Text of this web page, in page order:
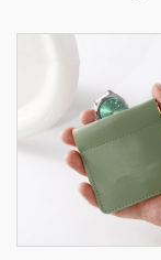
Karton für